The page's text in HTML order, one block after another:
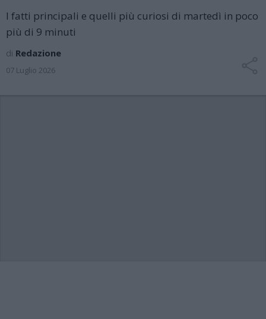
I fatti principali e quelli più curiosi di martedì in poco
più di 9 minuti
di Redazione
07 Luglio 2026